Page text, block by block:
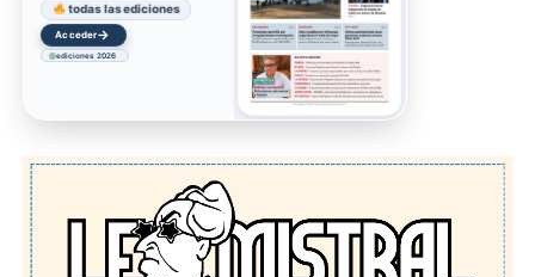
todas las ediciones
Acceder→
ediciones 2026